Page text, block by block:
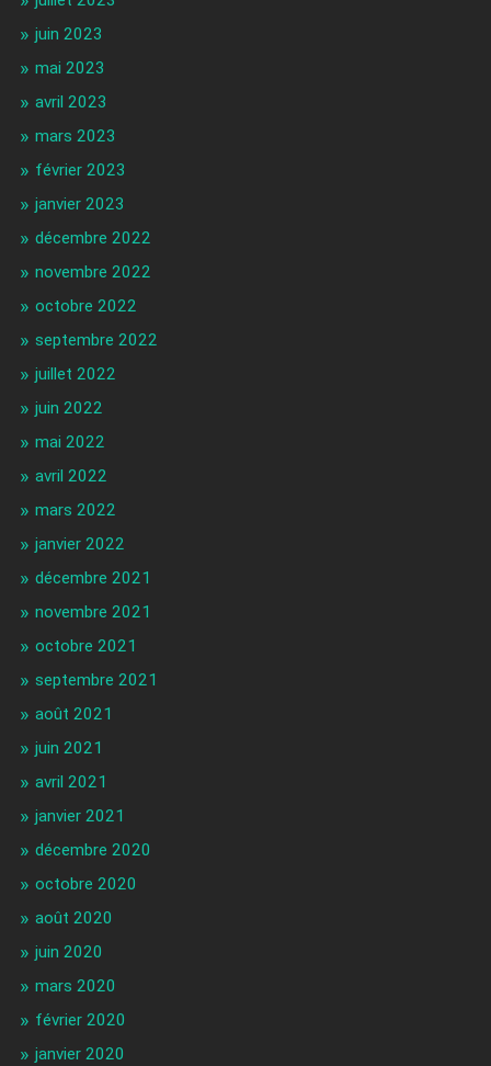
juin 2023
mai 2023
avril 2023
mars 2023
février 2023
janvier 2023
décembre 2022
novembre 2022
octobre 2022
septembre 2022
juillet 2022
juin 2022
mai 2022
avril 2022
mars 2022
janvier 2022
décembre 2021
novembre 2021
octobre 2021
septembre 2021
août 2021
juin 2021
avril 2021
janvier 2021
décembre 2020
octobre 2020
août 2020
juin 2020
mars 2020
février 2020
janvier 2020